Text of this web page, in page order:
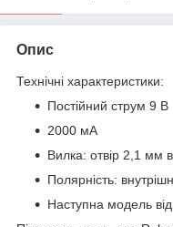
Опис
Технічні характеристики:
Постійний струм 9 В
2000 мА
Вилка: отвір 2,1 мм
Полярність:
Наступна модель